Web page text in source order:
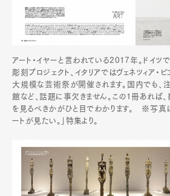
アート・イヤーと言われている2017年。ドイツ
彫刻プロジェクト、イタリアではヴェネツィア・
大規模な芸術祭が開催されます。国内でも、
館など、話題に事欠きません。この1冊あれば
を見るべきかがひと目でわかります。 ※写真
ートが見たい。」特集より。